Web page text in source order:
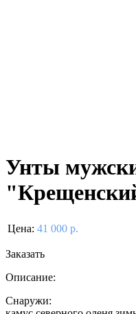
Унты
Цена: 41 000 р.
Заказать
Описание:
Снаружи: